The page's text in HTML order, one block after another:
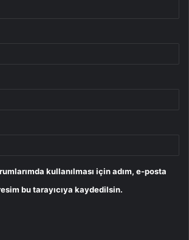
kullanılması için adım, e-posta
bu tarayıcıya kaydedilsin.